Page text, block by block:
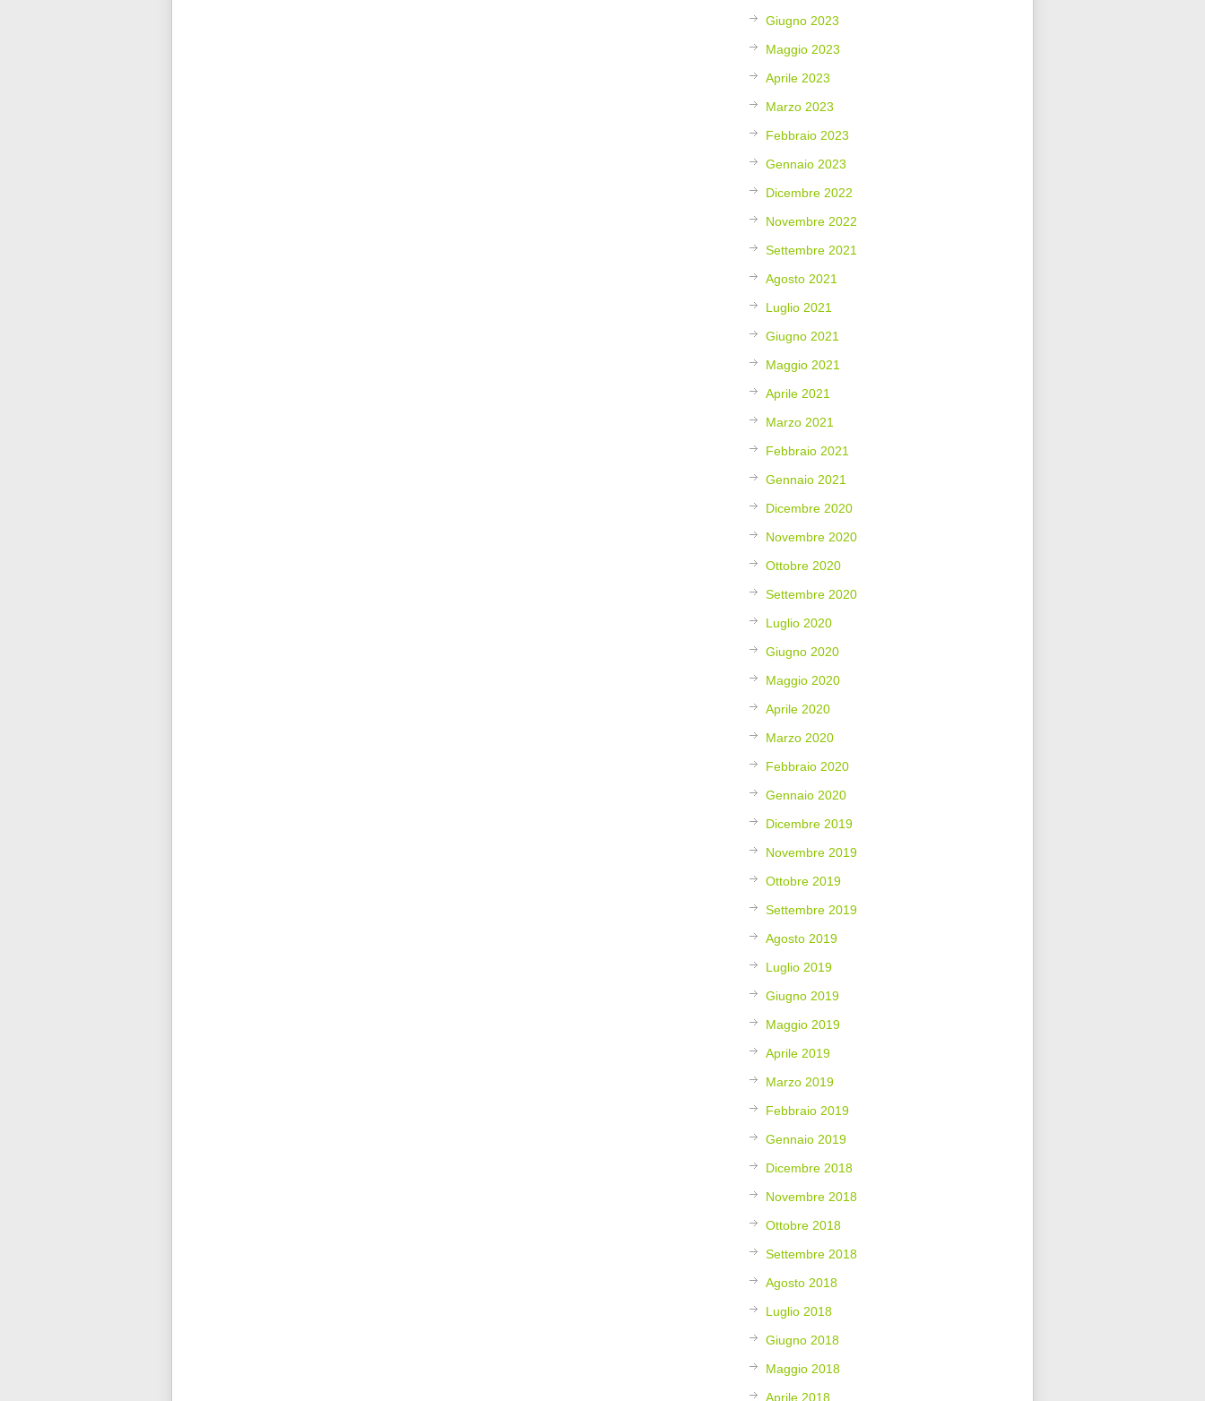
Giugno 2023
Maggio 2023
Aprile 2023
Marzo 2023
Febbraio 2023
Gennaio 2023
Dicembre 2022
Novembre 2022
Settembre 2021
Agosto 2021
Luglio 2021
Giugno 2021
Maggio 2021
Aprile 2021
Marzo 2021
Febbraio 2021
Gennaio 2021
Dicembre 2020
Novembre 2020
Ottobre 2020
Settembre 2020
Luglio 2020
Giugno 2020
Maggio 2020
Aprile 2020
Marzo 2020
Febbraio 2020
Gennaio 2020
Dicembre 2019
Novembre 2019
Ottobre 2019
Settembre 2019
Agosto 2019
Luglio 2019
Giugno 2019
Maggio 2019
Aprile 2019
Marzo 2019
Febbraio 2019
Gennaio 2019
Dicembre 2018
Novembre 2018
Ottobre 2018
Settembre 2018
Agosto 2018
Luglio 2018
Giugno 2018
Maggio 2018
Aprile 2018